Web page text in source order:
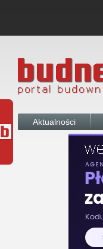
Aktualności